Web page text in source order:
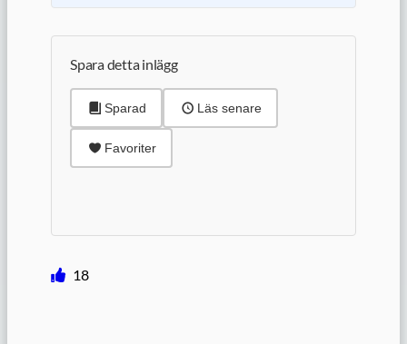
Spara detta inlägg
Sparad Läs senare
Favoriter
18